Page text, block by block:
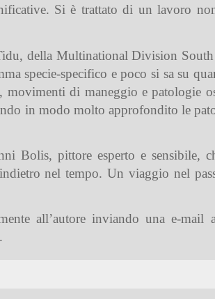
Si è trattato di un lavoro
della Multinational Division
specie-specifico e poco si sa su
di maneggio e patologie
in modo molto approfondito le
Bolis, pittore esperto e sensibile,
nel tempo. Un viaggio nel
all’autore inviando una e-mail
.